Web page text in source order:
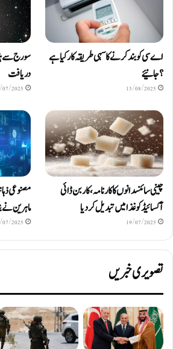
اے سی کو بند کرنے کا سہی طریقہ کار کیا ہے
؟ جانیئے
13/08/2025
سورج سے
دریافت
07/2025
چینی سائنسدانوں کا کارنامہ، کاربن ڈائی
آکسائیڈ کو غذا میں تبدیل کردیا
19/07/2025
مصنوعی
ماہرین نے
07/2025
تصویری خبریں